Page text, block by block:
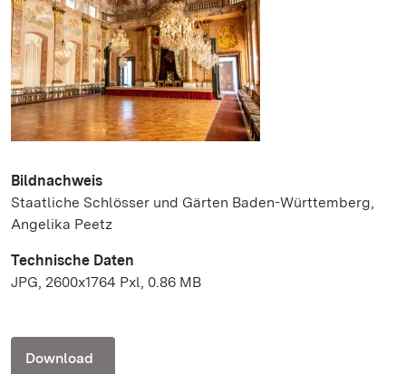
Bildnachweis
Staatliche Schlösser und Gärten Baden-Württemberg,
Angelika Peetz
Technische Daten
JPG, 2600x1764 Pxl, 0.86 MB
Download